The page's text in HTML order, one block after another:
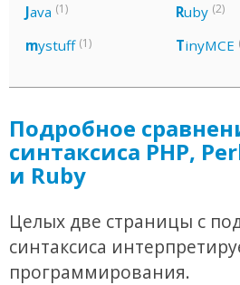
Java (1)
mystuff (1)
Ruby (2)
TinyMCE
Подробное
синтаксиса PHP,
и Ruby
Целых две страницы с
синтаксиса
программирования.